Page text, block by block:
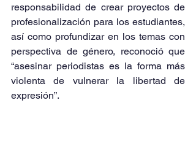
responsabilidad de crear proyectos de
profesionalización para los estudiantes,
así como profundizar en los temas con
perspectiva de género, reconoció que
“asesinar periodistas es la forma más
violenta de vulnerar la libertad de
expresión”.